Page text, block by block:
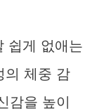
쉽게 없애는
의 체중 감
감을 높이